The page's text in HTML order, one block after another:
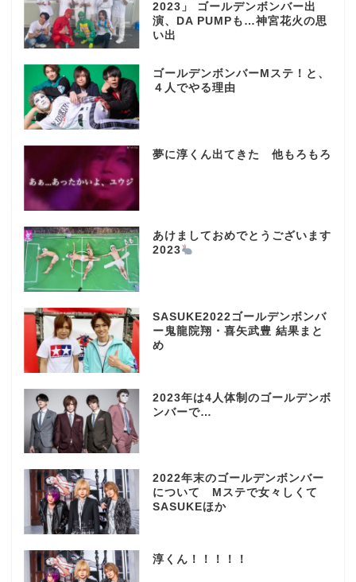
2023」 ゴールデンボンバー出
演、DA PUMPも…神宮花火の思
い出
ゴールデンボンバーMステ！と、
４人でやる理由
夢に淳くん出てきた 他もろもろ
あけましておめでとうございます
2023
SASUKE2022ゴールデンボンバ
ー鬼龍院翔・喜矢武豊 結果まと
め
2023年は4人体制のゴールデンボ
ンバーで…
2022年末のゴールデンボンバー
について Mステで女々しくて
SASUKEほか
淳くん！！！！！